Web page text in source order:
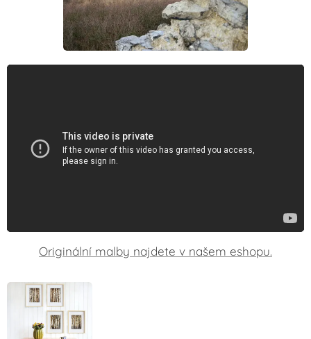
Originální malby najdete v našem eshopu.